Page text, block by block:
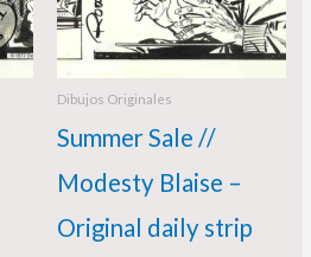
Dibujos Originales
Summer Sale //
Modesty Blaise –
Original daily strip